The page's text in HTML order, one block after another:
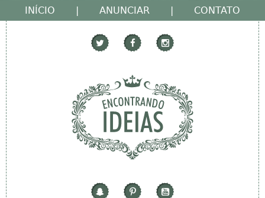
INÍCIO | ANUNCIAR | CONTATO